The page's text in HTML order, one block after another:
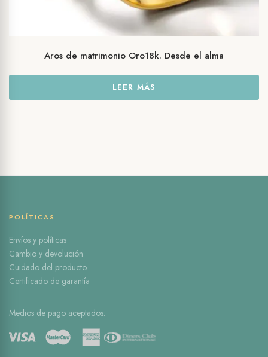
Aros de matrimonio Oro18k. Desde el alma
LEER MÁS
POLÍTICAS
Envíos y políticas
Cambio y devolución
Cuidado del producto
Certificado de garantía
Medios de pago aceptados: